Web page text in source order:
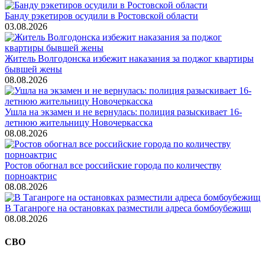
Банду рэкетиров осудили в Ростовской области
03.08.2026
Житель Волгодонска избежит наказания за поджог квартиры
бывшей жены
08.08.2026
Ушла на экзамен и не вернулась: полиция разыскивает 16-
летнюю жительницу Новочеркасска
08.08.2026
Ростов обогнал все российские города по количеству
порноактрис
08.08.2026
В Таганроге на остановках разместили адреса бомбоубежищ
08.08.2026
СВО